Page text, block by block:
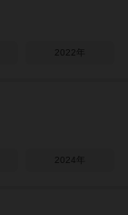
2022年
2024年